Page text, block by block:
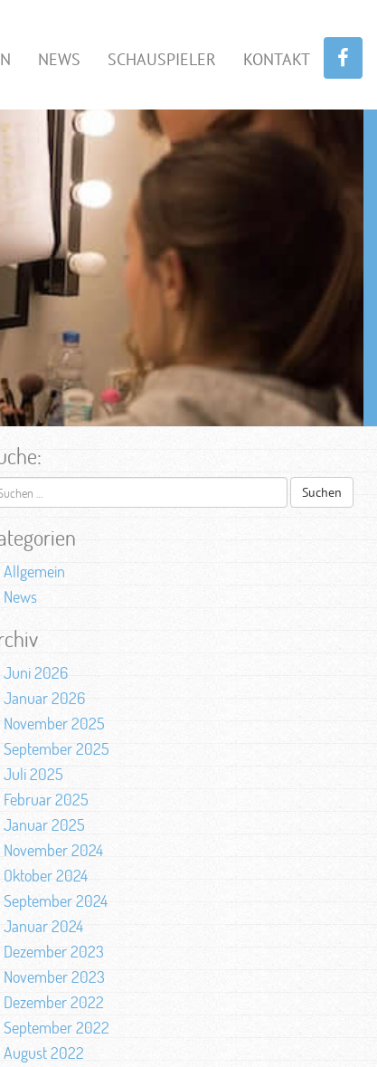
NEWS SCHAUSPIELER KONTAKT
Allgemein
News
Juni 2026
Januar 2026
November 2025
September 2025
Juli 2025
Februar 2025
Januar 2025
November 2024
Oktober 2024
September 2024
Januar 2024
Dezember 2023
November 2023
Dezember 2022
September 2022
August 2022